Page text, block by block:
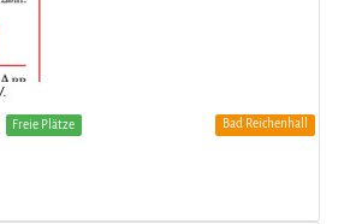
Freie Plätze Bad Reichenhall